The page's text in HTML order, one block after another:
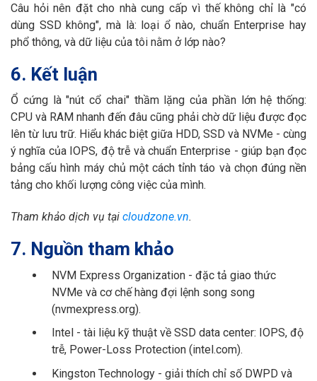
Câu hỏi nên đặt cho nhà cung cấp vì thế không chỉ là "có
dùng SSD không", mà là: loại ổ nào, chuẩn Enterprise hay
phổ thông, và dữ liệu của tôi nằm ở lớp nào?
6. Kết luận
Ổ cứng là "nút cổ chai" thầm lặng của phần lớn hệ thống:
CPU và RAM nhanh đến đâu cũng phải chờ dữ liệu được đọc
lên từ lưu trữ. Hiểu khác biệt giữa HDD, SSD và NVMe - cùng
ý nghĩa của IOPS, độ trễ và chuẩn Enterprise - giúp bạn đọc
bảng cấu hình máy chủ một cách tỉnh táo và chọn đúng nền
tảng cho khối lượng công việc của mình.
Tham khảo dịch vụ tại cloudzone.vn.
7. Nguồn tham khảo
NVM Express Organization - đặc tả giao thức
NVMe và cơ chế hàng đợi lệnh song song
(nvmexpress.org).
Intel - tài liệu kỹ thuật về SSD data center: IOPS, độ
trễ, Power-Loss Protection (intel.com).
Kingston Technology - giải thích chỉ số DWPD và